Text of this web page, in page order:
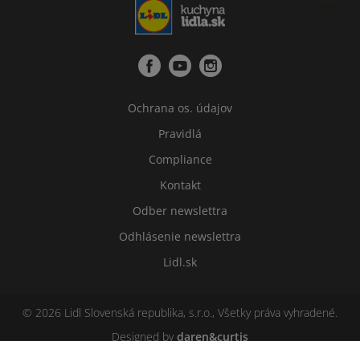
Ochrana os. údajov
Pravidlá
Compliance
Kontakt
Odber newslettra
Odhlásenie newslettra
Lidl.sk
© 2026 Lidl Slovenská republika, s.r.o., Všetky práva vyhradené.
Designed bydaren&curtis